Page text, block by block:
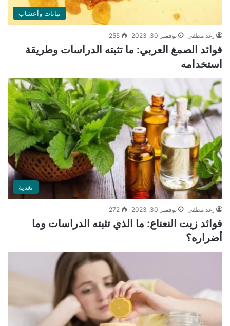
نباتات وأعشاب
رغد مطفي نوفمبر 30, 2023 255
فوائد الصمغ العربي: ما تثبته الدراسات وطريقة
استخدامه
تغذية
رغد مطفي نوفمبر 30, 2023 272
فوائد زيت النعناع: ما الذي تثبته الدراسات وما
أضراره؟